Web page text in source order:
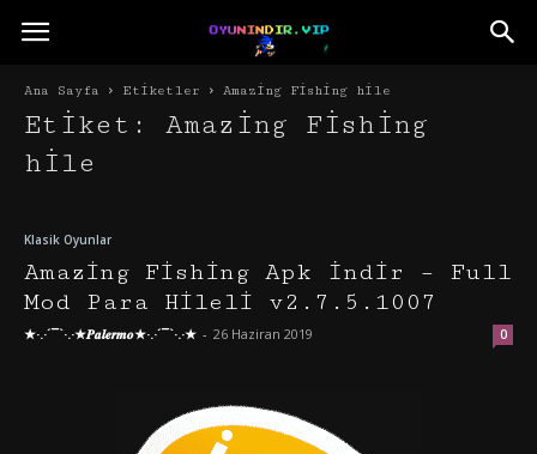
Ana Sayfa Etiketler Amazing Fishing hile
Etiket: Amazing Fishing
hile
Klasik Oyunlar
Amazing Fishing Apk İndir – Full
Mod Para Hileli v2.7.5.1007
★·.·´¯`·.·★𝑷𝒂𝒍𝒆𝒓𝒎𝒐★·.·´¯`·.·★ - 26 Haziran 2019 0